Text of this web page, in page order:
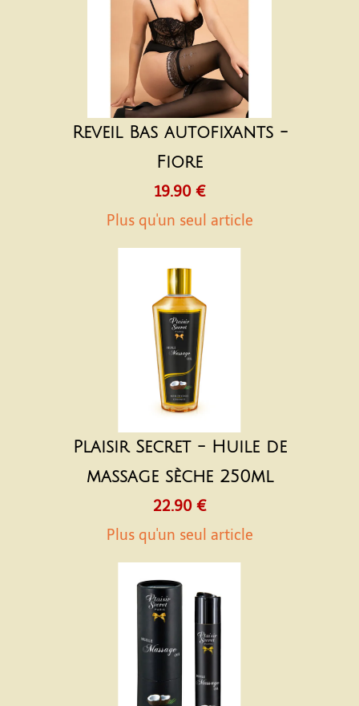
Reveil Bas autofixants -
Fiore
19.90 €
Plus qu'un seul article
Plaisir Secret - Huile de
massage sèche 250ml
22.90 €
Plus qu'un seul article